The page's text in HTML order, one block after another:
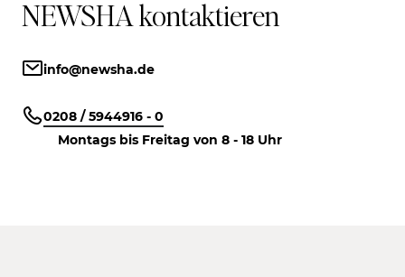
NEWSHA kontaktieren
info@newsha.de
0208 / 5944916 - 0
Montags bis Freitag von 8 - 18 Uhr